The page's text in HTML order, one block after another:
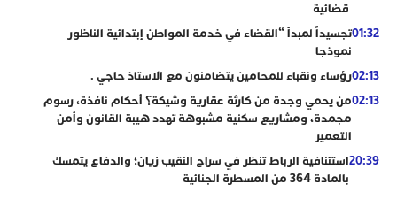
قضائية
01:32تجسيداً لمبدأ “القضاء في خدمة المواطن إبتدائية الناظور
نموذجا
02:13رؤساء ونقباء للمحامين يتضامنون مع الاستاذ حاجي .
02:13من يحمي وجدة من كارثة عقارية وشيكة؟ أحكام نافذة، رسوم
مجمدة، ومشاريع سكنية مشبوهة تهدد هيبة القانون وأمن
التعمير
20:39استئنافية الرباط تنظر في سراح النقيب زيان؛ والدفاع يتمسك
بالمادة 364 من المسطرة الجنائية